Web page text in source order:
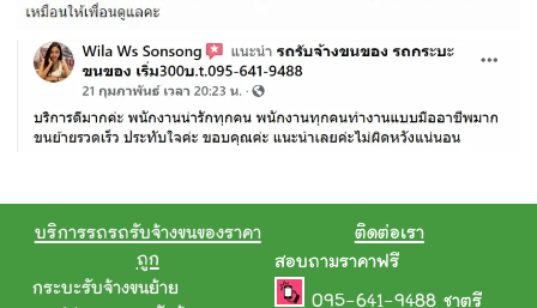
บริการรถรถรับจ้างขนของราคา
ถูก
กระบะรับจ้างขนย้าย
ติดต่อเรา
สอบถามราคาฟรี
095-641-9488 ชาตรี